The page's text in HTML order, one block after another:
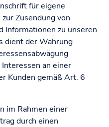
für eigene
Zusendung von
Informationen zu unseren
dient der Wahrung
an einer
Kunden gemäß Art. 6
im Rahmen einer
durch einen